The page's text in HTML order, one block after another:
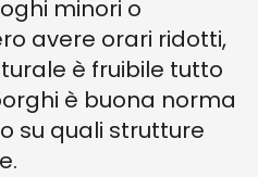
minori o
avere orari ridotti,
è fruibile tutto
è buona norma
su quali strutture